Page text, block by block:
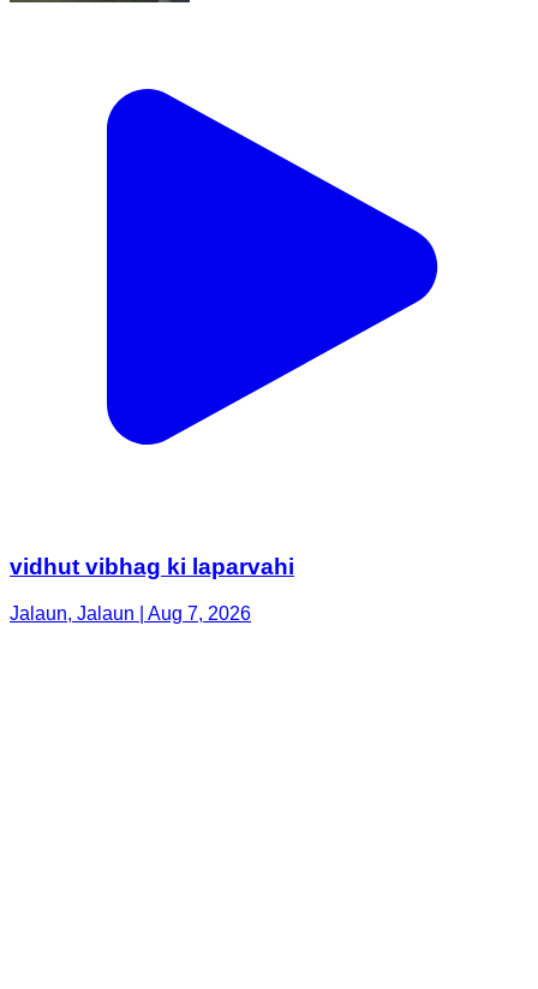
vidhut vibhag ki laparvahi
Jalaun, Jalaun | Aug 7, 2026